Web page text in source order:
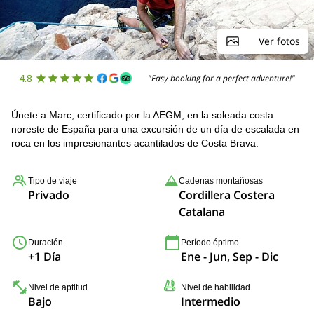
Ver fotos
4.8 "Easy booking for a perfect adventure!"
Únete a Marc, certificado por la AEGM, en la soleada costa
noreste de España para una excursión de un día de escalada en
roca en los impresionantes acantilados de Costa Brava.
Tipo de viaje
Privado
Cadenas montañosas
Cordillera Costera
Catalana
Duración
+1 Día
Período óptimo
Ene - Jun, Sep - Dic
Nivel de aptitud
Bajo
Nivel de habilidad
Intermedio